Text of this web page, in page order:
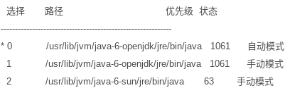
选择 路径 优先级 状态
------------------------------------------------------------
* 0 /usr/lib/jvm/java-6-openjdk/jre/bin/java 1061 自动模式
1 /usr/lib/jvm/java-6-openjdk/jre/bin/java 1061 手动模式
2 /usr/lib/jvm/java-6-sun/jre/bin/java 63 手动模式